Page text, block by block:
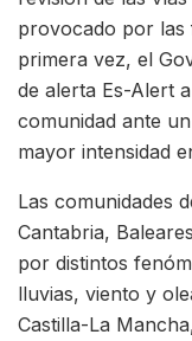
provocado por las
primera vez, el
de alerta Es-Alert
comunidad ante
mayor intensidad
Las comunidades
Cantabria,
por distintos
lluvias, viento y
Castilla-La